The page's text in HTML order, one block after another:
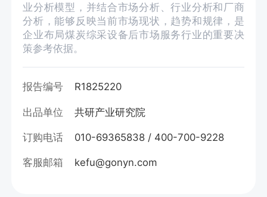
业分析模型，并结合市场分析、行业分析和厂商
分析，能够反映当前市场现状，趋势和规律，是
企业布局煤炭综采设备后市场服务行业的重要决
策参考依据。
报告编号 R1825220
出品单位 共研产业研究院
订购电话 010-69365838 / 400-700-9228
客服邮箱 kefu@gonyn.com